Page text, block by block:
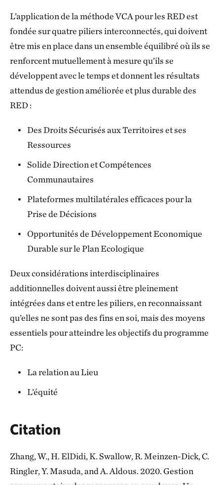
L’application de la méthode VCA pour les RED est
fondée sur quatre piliers interconnectés, qui doivent
être mis en place dans un ensemble équilibré où ils se
renforcent mutuellement à mesure qu’ils se
développent avec le temps et donnent les résultats
attendus de gestion améliorée et plusdurable des
RED :
Des Droits Sécurisés aux Territoires et ses
Ressources
Solide Direction et Compétences
Communautaires
Plateformes multilatérales efficaces pour la
Prise de Décisions
Opportunités de Développement Economique
Durable sur le Plan Ecologique
Deux considérations interdisciplinaires
additionnelles doivent aussi être pleinement
intégrées dans et entre les piliers, en reconnaissant
qu’elles ne sont pas des fins en soi, mais des moyens
essentiels pour atteindre les objectifs du programme
PC:
La relation au Lieu
L’équité
Citation
Zhang, W., H. ElDidi, K. Swallow, R. Meinzen-Dick, C.
Ringler, Y. Masuda, and A. Aldous. 2020. Gestion